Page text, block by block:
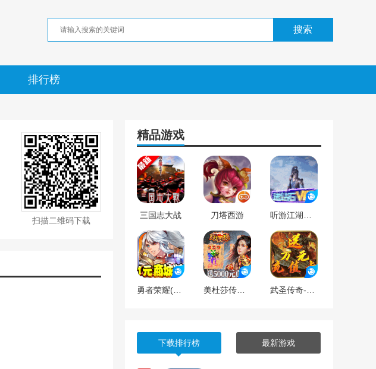
排行榜
扫描二维码下载
精品游戏
三国志大战 刀塔西游
下载排行榜 最新游戏